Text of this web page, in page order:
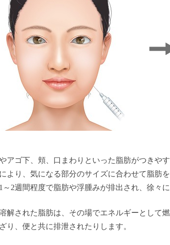
アゴ下、頬、口まわりといった脂肪がつきや
より、気になる部分のサイズに合わせて脂肪
～2週間程度で脂肪や浮腫みが排出され、徐々
解された脂肪は、その場でエネルギーとして
り、便と共に排泄されたりします。